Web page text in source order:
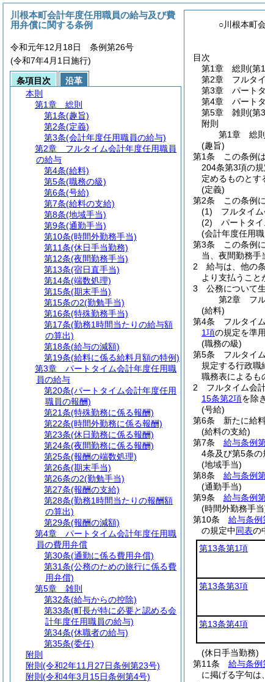
○川根本町
目次
第1章
総則 (第
第2章
フルタ
第3章
パート
第4章
パート
第5章
雑則 (第
附則
第1章
総則
(趣旨)
第1条
この条例
204条第3項の
定めるものとす
(定義)
第2条
この条例
(1)
フルタイ
(2)
パートタ
(会計年度任用
第3条
この条例
当、夜間勤務手
2
給与は、他の
より支払うこと
3
公務について
第2章
フ
(給料)
第4条
フルタイ
1項の規定を準用
(職務の級)
第5条
フルタイ
規定する行政職
職務表によるも
2
フルタイム会
15条第2項を除
(号給)
第6条
新たに給
(給料の支給)
第7条
給与条例
4条及び第5条の
(地域手当)
第8条
給与条例
(通勤手当)
第9条
給与条例
(時間外勤務手
第10条
給与条例
の規定中同表の
第13条第1項
第13条第3項
第13条第4項
(休日手当勤務)
第11条
給与条例
に掲げる字句は
川根本町会計年度任用職員の給与及び費
用弁償に関する条例
令和元年12月18日 条例第26号
(令和7年4月1日施行)
条項目次
沿革
本則
第1章
総則
第1条(趣旨)
第2条(定義)
第3条(会計年度任用職員の給与)
第2章
フルタイム会計年度任用職員
の給与
第4条(給料)
第5条(職務の級)
第6条(号給)
第7条(給料の支給)
第8条(地域手当)
第9条(通勤手当)
第10条(時間外勤務手当)
第11条(休日手当勤務)
第12条(夜間勤務手当)
第13条(宿日直手当)
第14条(端数処理)
第15条(期末手当)
第15条の2(勤勉手当)
第16条(特殊勤務手当)
第17条(勤務1時間当たりの給与額
の算出)
第18条(給与の減額)
第19条(給料に係る給料月額の特例)
第3章
パートタイム会計年度任用職
員の給与
第20条(パートタイム会計年度任用
職員の報酬)
第21条(特殊勤務に係る報酬)
第22条(時間外勤務に係る報酬)
第23条(休日勤務に係る報酬)
第24条(夜間勤務に係る報酬)
第25条(報酬の端数処理)
第26条(期末手当)
第26条の2(勤勉手当)
第27条(報酬の支給)
第28条(勤務1時間当たりの報酬額
の算出)
第29条(報酬の減額)
第4章
パートタイム会計年度任用職
員の費用弁償
第30条(通勤に係る費用弁償)
第31条(公務のための旅行に係る費
用弁償)
第5章
雑則
第32条(給与からの控除)
第33条(町長が特に必要と認める会
計年度任用職員の給与)
第34条(休職者の給与)
第35条(委任)
附則
附則 (令和2年11月27日条例第23号)
附則 (令和4年3月15日条例第4号)